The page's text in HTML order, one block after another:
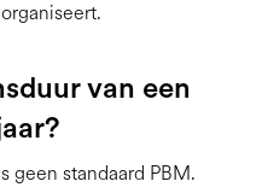
van een
geen standaard PBM.